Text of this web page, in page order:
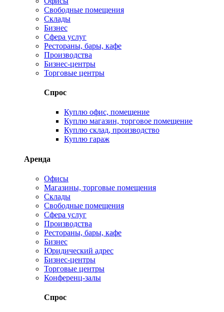
Свободные помещения
Склады
Бизнес
Сфера услуг
Рестораны, бары, кафе
Производства
Бизнес-центры
Торговые центры
Спрос
Куплю офис, помещение
Куплю магазин, торговое помещение
Куплю склад, производство
Куплю гараж
Аренда
Офисы
Магазины, торговые помещения
Склады
Свободные помещения
Сфера услуг
Производства
Рестораны, бары, кафе
Бизнес
Юридический адрес
Бизнес-центры
Торговые центры
Конференц-залы
Спрос